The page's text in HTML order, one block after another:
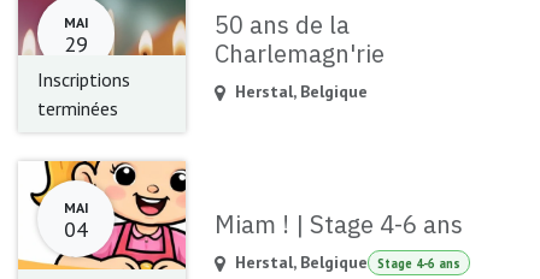
MAI
29
Inscriptions
terminées
50 ans de la
Charlemagn'rie
Herstal, Belgique
MAI
04 Miam ! | Stage 4-6 ans
Herstal, Belgique Stage 4-6 ans